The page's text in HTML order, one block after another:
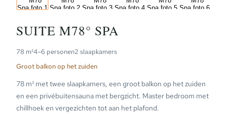
SUITE M78° SPA
78 m²4–6 personen2 slaapkamers
Groot balkon op het zuiden
78 m² met twee slaapkamers, een groot balkon op het zuiden
en een privébuitensauna met bergzicht. Master bedroom met
chillhoek en vergezichten tot aan het plafond.